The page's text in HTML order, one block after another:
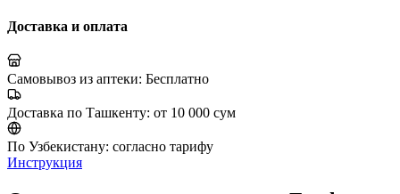
Доставка и оплата
Самовывоз из аптеки: Бесплатно
Доставка по Ташкенту: от 10 000 сум
По Узбекистану: согласно тарифу
Инструкция